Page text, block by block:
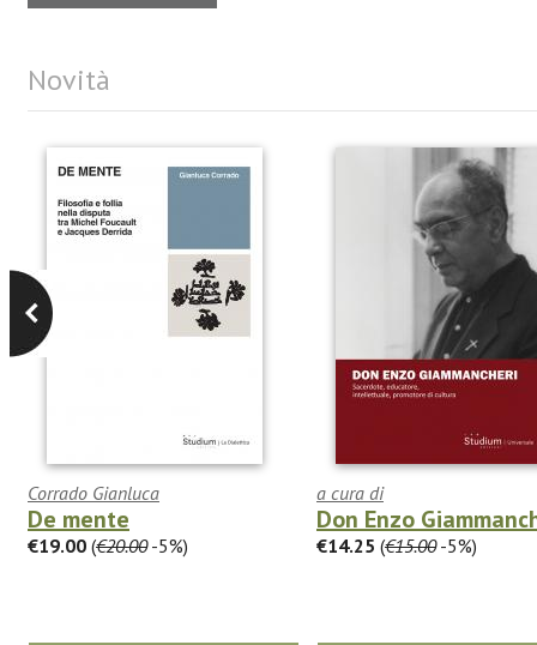
Novità
Corrado Gianluca
De mente
€19.00 (€20.00-5%)
a cura di
Don Enzo
€14.25 (€15.00-5%)